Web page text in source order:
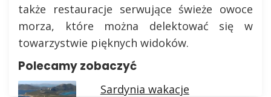
także restauracje serwujące świeże owoce
morza, które można delektować się w
towarzystwie pięknych widoków.
Polecamy zobaczyć
Sardynia wakacje